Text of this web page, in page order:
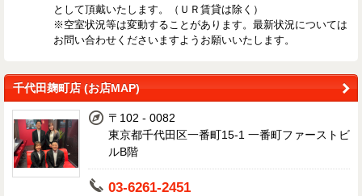
として頂戴いたします。（ＵＲ賃貸は除く）
※空室状況等は変動することがあります。最新状況については
お問い合わせくださいますようお願いいたします。
千代田麹町店 (お店MAP)
〒102 - 0082
東京都千代田区一番町15-1 一番町ファーストビ
ルB階
03-6261-2451